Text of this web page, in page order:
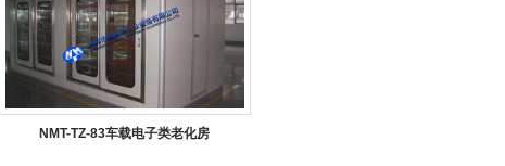
NMT-TZ-83车载电子类老化房